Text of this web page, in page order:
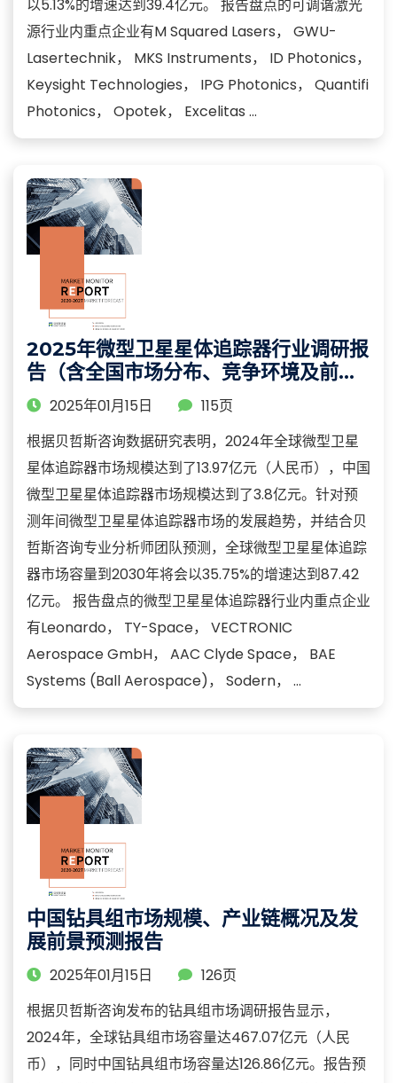
以5.13%的增速达到39.4亿元。 报告盘点的可调谐激光
源行业内重点企业有M Squared Lasers， GWU-
Lasertechnik， MKS Instruments， ID Photonics，
Keysight Technologies， IPG Photonics， Quantifi
Photonics， Opotek， Excelitas ...
2025年微型卫星星体追踪器行业调研报
告（含全国市场分布、竞争环境及前景
分析）
2025年01月15日
115页
根据贝哲斯咨询数据研究表明，2024年全球微型卫星
星体追踪器市场规模达到了13.97亿元（人民币），中国
微型卫星星体追踪器市场规模达到了3.8亿元。针对预
测年间微型卫星星体追踪器市场的发展趋势，并结合贝
哲斯咨询专业分析师团队预测，全球微型卫星星体追踪
器市场容量到2030年将会以35.75%的增速达到87.42
亿元。 报告盘点的微型卫星星体追踪器行业内重点企业
有Leonardo， TY-Space， VECTRONIC
Aerospace GmbH， AAC Clyde Space， BAE
Systems (Ball Aerospace)， Sodern， ...
中国钻具组市场规模、产业链概况及发
展前景预测报告
2025年01月15日
126页
根据贝哲斯咨询发布的钻具组市场调研报告显示，
2024年，全球钻具组市场容量达467.07亿元（人民
币），同时中国钻具组市场容量达126.86亿元。报告预